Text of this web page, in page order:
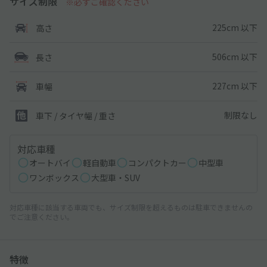
高さ 225cm 以下
長さ 506cm 以下
車幅 227cm 以下
車下 / タイヤ幅 / 重さ 制限なし
対応車種
オートバイ 軽自動車 コンパクトカー
中型車
ワンボックス
大型車・SUV
対応車種に該当する車両でも、サイズ制限を超えるものは駐車できませんの
でご注意ください。
特徴